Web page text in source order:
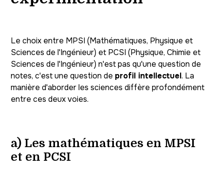
Le choix entre MPSI (Mathématiques, Physique et
Sciences de l'Ingénieur) et PCSI (Physique, Chimie et
Sciences de l'Ingénieur) n'est pas qu'une question de
notes, c'est une question de profil intellectuel. La
manière d'aborder les sciences diffère profondément
entre ces deux voies.
a) Les mathématiques en MPSI
et en PCSI